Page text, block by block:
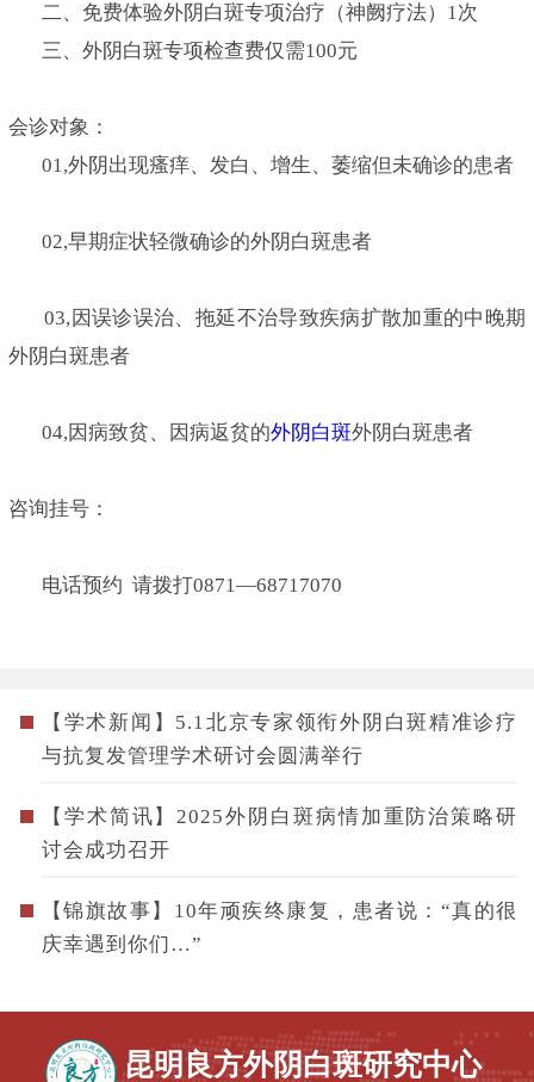
二、免费体验外阴白斑专项治疗（神阙疗法）1次
三、外阴白斑专项检查费仅需100元
会诊对象：
01,外阴出现瘙痒、发白、增生、萎缩但未确诊的患者
02,早期症状轻微确诊的外阴白斑患者
03,因误诊误治、拖延不治导致疾病扩散加重的中晚期
外阴白斑患者
04,因病致贫、因病返贫的外阴白斑外阴白斑患者
咨询挂号：
电话预约 请拨打0871—68717070
【学术新闻】5.1北京专家领衔外阴白斑精准诊疗
与抗复发管理学术研讨会圆满举行
【学术简讯】2025外阴白斑病情加重防治策略研
讨会成功召开
【锦旗故事】10年顽疾终康复，患者说：“真的很
庆幸遇到你们…”
昆明良方外阴白斑研究中心